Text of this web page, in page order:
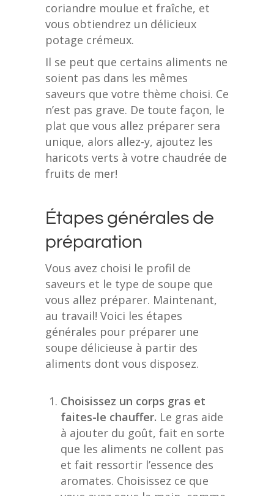
coriandre moulue et fraîche, et
vous obtiendrez un délicieux
potage crémeux.
Il se peut que certains aliments ne
soient pas dans les mêmes
saveurs que votre thème choisi. Ce
n’est pas grave. De toute façon, le
plat que vous allez préparer sera
unique, alors allez-y, ajoutez les
haricots verts à votre chaudrée de
fruits de mer!
Étapes générales de
préparation
Vous avez choisi le profil de
saveurs et le type de soupe que
vous allez préparer. Maintenant,
au travail! Voici les étapes
générales pour préparer une
soupe délicieuse à partir des
aliments dont vous disposez.
Choisissez un corps gras et
faites-le chauffer. Le gras aide
à ajouter du goût, fait en sorte
que les aliments ne collent pas
et fait ressortir l’essence des
aromates. Choisissez ce que